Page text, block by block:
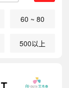
60 ~ 80
500以上